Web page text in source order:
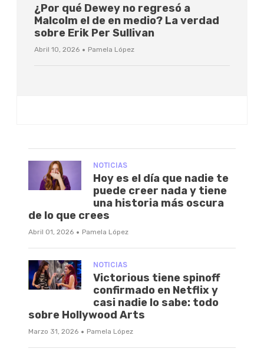
¿Por qué Dewey no regresó a
Malcolm el de en medio? La verdad
sobre Erik Per Sullivan
Abril 10, 2026 · Pamela López
NOTICIAS
Hoy es el día que nadie te
puede creer nada y tiene
una historia más oscura
de lo que crees
Abril 01, 2026 · Pamela López
NOTICIAS
Victorious tiene spinoff
confirmado en Netflix y
casi nadie lo sabe: todo
sobre Hollywood Arts
Marzo 31, 2026 · Pamela López